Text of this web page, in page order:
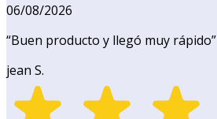
06/08/2026
“Buen producto y llegó muy rápido”
jean S.